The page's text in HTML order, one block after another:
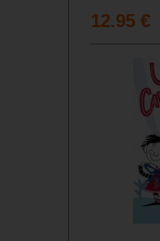
12.95 €